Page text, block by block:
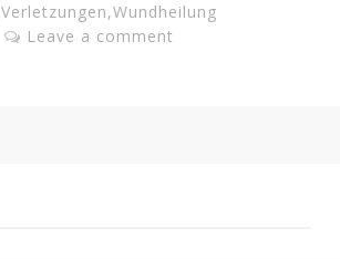
Verletzungen,Wundheilung
Leave a comment